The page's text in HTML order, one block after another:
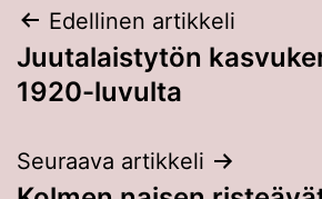
Artikkelien
selaus
Edellinen artikkeli
Juutalaistytön
1920-luvulta
Seuraava artikkeli